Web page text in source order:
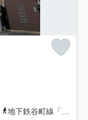
地下鉄谷町線「中崎町」駅 徒歩10分